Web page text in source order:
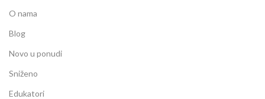
O nama
Blog
Novo u ponudi
Sniženo
Edukatori